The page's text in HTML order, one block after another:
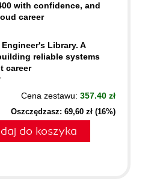
with confidence, and
career
Library. A
reliable systems
career
Cena zestawu: 357.40 zł
Oszczędzasz: 69,60 zł (16%)
do koszyka